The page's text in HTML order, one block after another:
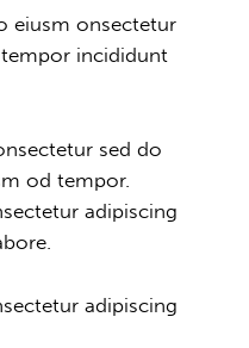
eiusm onsectetur
incididunt
sed do
od tempor.
adipiscing
adipiscing